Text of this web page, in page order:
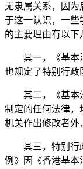
无隶属关系，因为
于这一认识，一些
的主要理由有以下
其一，《基本法
也规定了特别行政
其二，《基本法
制定的任何法律，
机关作出修改者外
其三，特别行政
例》因《香港基本